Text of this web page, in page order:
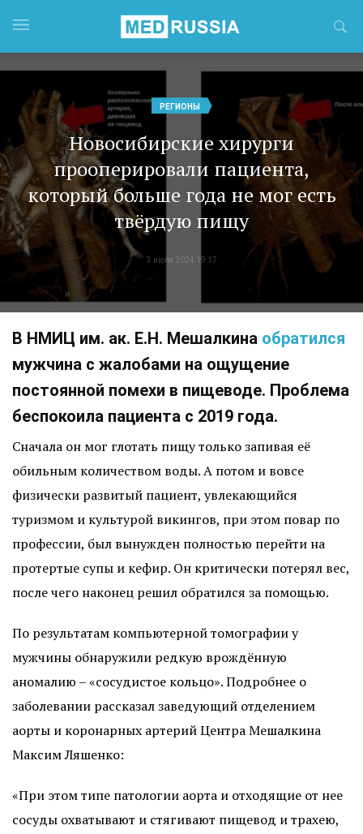
РЕГИОНЫ
Новосибирские хирурги
прооперировали пациента,
который больше года не мог есть
твёрдую пищу
3 июля 2024 19:17
В НМИЦ им. ак. Е.Н. Мешалкина обратился
мужчина с жалобами на ощущение
постоянной помехи в пищеводе. Проблема
беспокоила пациента с 2019 года.
Сначала он мог глотать пищу только запивая её
обильным количеством воды. А потом и вовсе
физически развитый пациент, увлекающийся
туризмом и культурой викингов, при этом повар по
профессии, был вынужден полностью перейти на
протертые супы и кефир. Он критически потерял вес,
после чего наконец решил обратился за помощью.
По результатам компьютерной томографии у
мужчины обнаружили редкую врождённую
аномалию – «сосудистое кольцо». Подробнее о
заболевании рассказал заведующий отделением
аорты и коронарных артерий Центра Мешалкина
Максим Ляшенко:
«При этом типе патологии аорта и отходящие от нее
сосуды охватывают и стягивают пищевод и трахею,